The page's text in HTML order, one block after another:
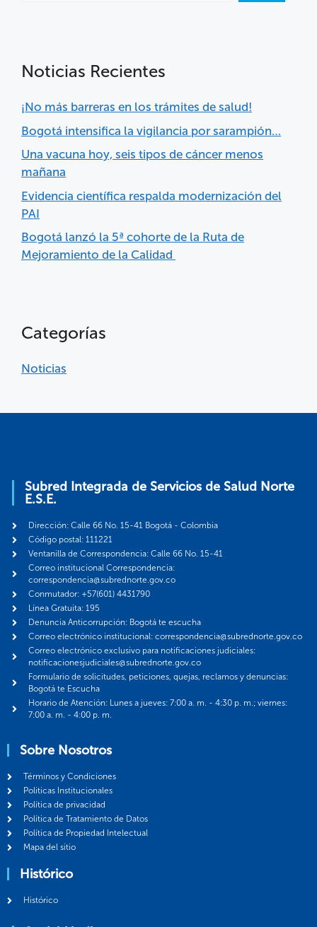
Noticias Recientes
¡No más barreras en los trámites de salud!
Bogotá intensifica la vigilancia por sarampión…
Una vacuna hoy, seis tipos de cáncer menos
mañana
Evidencia científica respalda modernización del
PAI
Bogotá lanzó la 5ª cohorte de la Ruta de
Mejoramiento de la Calidad
Categorías
Noticias
Subred Integrada de Servicios de Salud Norte
E.S.E.
Dirección: Calle 66 No. 15-41 Bogotá - Colombia
Código postal: 111221
Ventanilla de Correspondencia: Calle 66 No. 15-41
Correo institucional Correspondencia:
correspondencia@subrednorte.gov.co
Conmutador: +57(601) 4431790
Línea Gratuita: 195
Denuncia Anticorrupción: Bogotá te escucha
Correo electrónico institucional: correspondencia@subrednorte.gov.co
Correo electrónico exclusivo para notificaciones judiciales:
notificacionesjudiciales@subrednorte.gov.co
Formulario de solicitudes, peticiones, quejas, reclamos y denuncias:
Bogotá te Escucha
Horario de Atención: Lunes a jueves: 7:00 a. m. - 4:30 p. m.; viernes:
7:00 a. m. - 4:00 p. m.
Sobre Nosotros
Términos y Condiciones
Politicas Institucionales
Política de privacidad
Política de Tratamiento de Datos
Política de Propiedad Intelectual
Mapa del sitio
Histórico
Histórico